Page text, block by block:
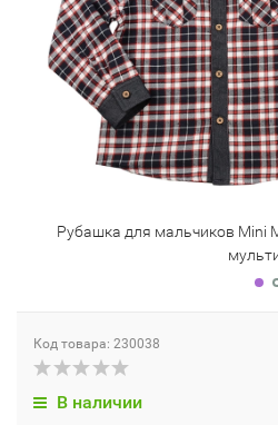
Рубашка для мальчиков Mini
Код товара: 230038
В наличии